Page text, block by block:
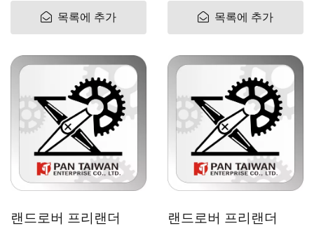
목록에 추가 목록에 추가
랜드로버 프리랜더
랜드로버 프리랜더